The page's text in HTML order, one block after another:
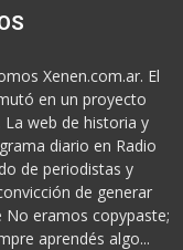
Xenen.com.ar. El
en un proyecto
La web de historia y
diario en Radio
de periodistas y
de generar
No eramos copypaste;
aprendés algo...